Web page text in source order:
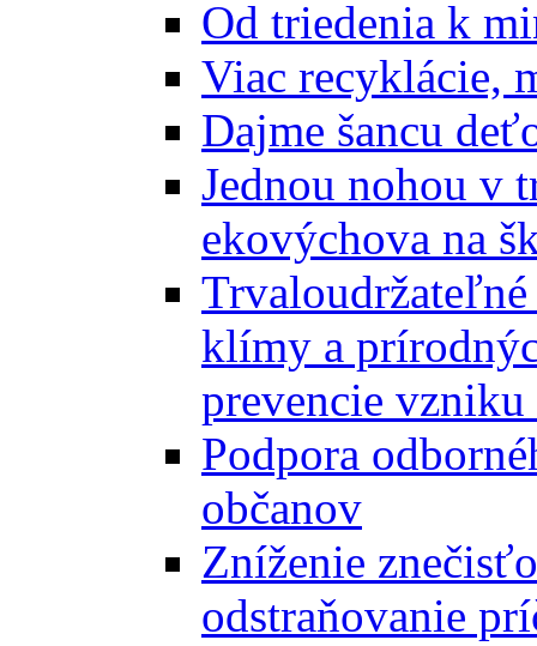
Od triedenia k
Viac recyklácie,
Dajme šancu
Jednou nohou v
ekovýchova na
klímy a
prevencie vzniku
Podpora
občanov
Zníženie
odstraňovanie